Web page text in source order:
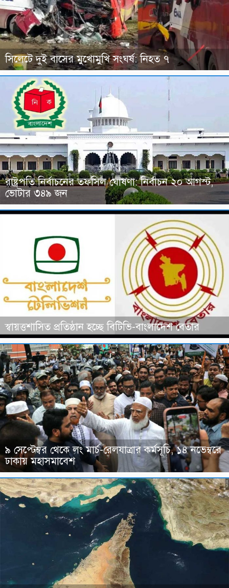
সিলেটে দুই বাসের মুখোমুখি সংঘর্ষ: নিহত ৭
রাষ্ট্রপতি নির্বাচনের তফসিল ঘোষণা: নির্বাচন ২০ আগস্ট,
ভোটার ৩৪৯ জন
স্বায়ত্তশাসিত প্রতিষ্ঠান হচ্ছে বিটিভি-বাংলাদেশ বেতার
৯ সেপ্টেম্বর থেকে লং মার্চ-রেলযাত্রার কর্মসূচি, ১৪ নভেম্বরে
ঢাকায় মহাসমাবেশ